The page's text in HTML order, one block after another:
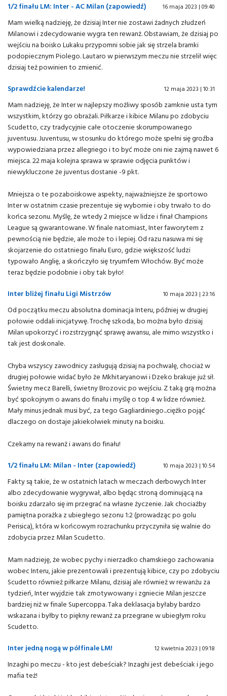
1/2 finału LM: Inter - AC Milan (zapowiedź)
16 maja 2023 | 09:40
Mam wielką nadzieję, że dzisiaj Inter nie zostawi żadnych złudzeń
Milanowi i zdecydowanie wygra ten rewanż. Obstawiam, że dzisiaj po
wejściu na boisko Lukaku przypomni sobie jak się strzela bramki
podopiecznym Piolego. Lautaro w pierwszym meczu nie strzelił więc
dzisiaj też powinien to zmienić.
Sprawdźcie kalendarze!
12 maja 2023 | 10:31
Mam nadzieję, że Inter w najlepszy możliwy sposób zamknie usta tym
wszystkim, którzy go obrażali. Piłkarze i kibice Milanu po zdobyciu
Scudetto, czy tradycyjnie całe otoczenie skorumpowanego
juventusu. Juventusu, w stosunku do którego może spełni się groźba
wypowiedziana przez allegriego i to być może oni nie zajmą nawet 6
miejsca. 22 maja kolejna sprawa w sprawie odjęcia punktów i
niewykluczone że juventus dostanie -9 pkt.
Mniejsza o te pozaboiskowe aspekty, najważniejsze że sportowo
Inter w ostatnim czasie prezentuje się wybornie i oby trwało to do
końca sezonu. Myślę, że wtedy 2 miejsce w lidze i finał Champions
League są gwarantowane. W finale natomiast, Inter faworytem z
pewnością nie będzie, ale może to i lepiej. Od razu nasuwa mi się
skojarzenie do ostatniego finału Euro, gdzie większość ludzi
typowało Anglię, a skończyło się tryumfem Włochów. Być może
teraz będzie podobnie i oby tak było!
Inter bliżej finału Ligi Mistrzów
10 maja 2023 | 23:16
Od początku meczu absolutna dominacja Interu, później w drugiej
połowie oddali inicjatywę. Trochę szkoda, bo można było dzisiaj
Milan upokorzyć i rozstrzygnąć sprawę awansu, ale mimo wszystko i
tak jest doskonale.
Chyba wszyscy zawodnicy zasługują dzisiaj na pochwalę, chociaż w
drugiej połowie widać było że Mkhitaryanowi i Dzeko brakuje już sił.
Świetny mecz Barelli, świetny Brozovic po wejściu. Z taką grą można
być spokojnym o awans do finału i myślę o top 4 w lidze również.
Mały minus jednak musi być, za tego Gagliardiniego...ciężko pojąć
dlaczego on dostaje jakiekolwiek minuty na boisku.
Czekamy na rewanż i awans do finału!
1/2 finału LM: Milan - Inter (zapowiedź)
10 maja 2023 | 10:54
Fakty są takie, że w ostatnich latach w meczach derbowych Inter
albo zdecydowanie wygrywał, albo będąc stroną dominującą na
boisku zdarzało się im przegrać na własne życzenie. Jak chociażby
pamiętna porażka z ubiegłego sezonu 1:2 (prowadząc po golu
Perisica), która w końcowym rozrachunku przyczyniła się walnie do
zdobycia przez Milan Scudetto.
Mam nadzieję, że wobec pychy i nierzadko chamskiego zachowania
wobec Interu, jakie prezentowali i prezentują kibice, czy po zdobyciu
Scudetto również piłkarze Milanu, dzisiaj ale również w rewanżu za
tydzień, Inter wyjdzie tak zmotywowany i zgniecie Milan jeszcze
bardziej niż w finale Supercoppa. Taka deklasacja byłaby bardzo
wskazana i byłby to piękny rewanż za przegrane w ubiegłym roku
Scudetto.
Inter jedną nogą w półfinale LM!
12 kwietnia 2023 | 09:18
Inzaghi po meczu - kto jest debeściak? Inzaghi jest debeściak i jego
mafia też!